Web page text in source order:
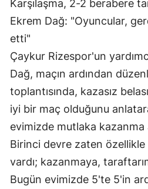
Karşılaşma, 2-2 berabere
Ekrem Dağ: "Oyuncular,
etti"
Çaykur Rizespor'un
Dağ, maçın ardından
toplantısında, kazasız
iyi bir maç olduğunu
evimizde mutlaka kazanma
Birinci devre zaten özellikle
vardı; kazanmaya,
Bugün evimizde 5'te 5'in